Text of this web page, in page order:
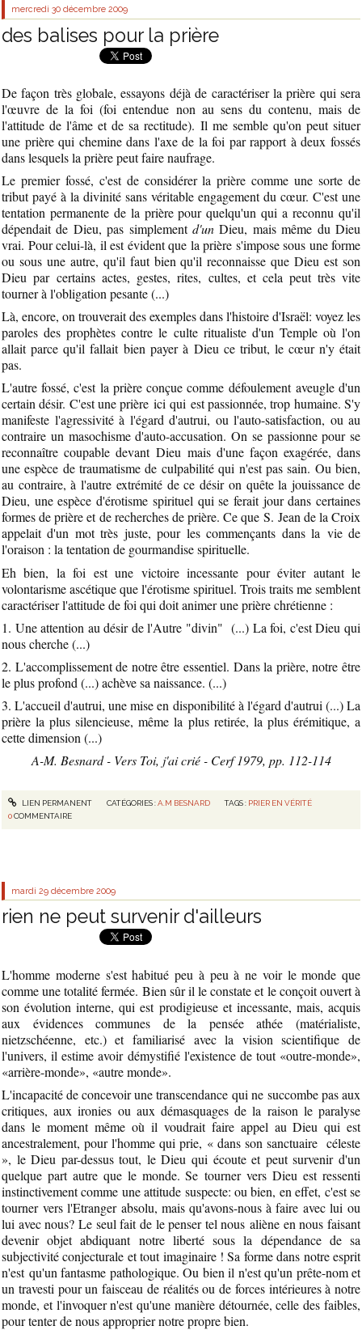
mercredi 30 décembre 2009
des balises pour la prière
De façon très globale, essayons déjà de caractériser la prière qui sera
l'œuvre de la foi (foi entendue non au sens du contenu, mais de
l'attitude de l'âme et de sa rectitude). Il me semble qu'on peut situer
une prière qui chemine dans l'axe de la foi par rapport à deux fossés
dans lesquels la prière peut faire naufrage.
Le premier fossé, c'est de considérer la prière comme une sorte de
tribut payé à la divinité sans véritable engagement du cœur. C'est une
tentation permanente de la prière pour quelqu'un qui a reconnu qu'il
dépendait de Dieu, pas simplement d'un Dieu, mais même du Dieu
vrai. Pour celui-là, il est évident que la prière s'impose sous une forme
ou sous une autre, qu'il faut bien qu'il reconnaisse que Dieu est son
Dieu par certains actes, gestes, rites, cultes, et cela peut très vite
tourner à l'obligation pesante (...)
Là, encore, on trouverait des exemples dans l'histoire d'Israël: voyez les
paroles des prophètes contre le culte ritualiste d'un Temple où l'on
allait parce qu'il fallait bien payer à Dieu ce tribut, le cœur n'y était
pas.
L'autre fossé, c'est la prière conçue comme défoulement aveugle d'un
certain désir. C'est une prière ici qui est passionnée, trop humaine. S'y
manifeste l'agressivité à l'égard d'autrui, ou l'auto-satisfaction, ou au
contraire un masochisme d'auto-accusation. On se passionne pour se
reconnaître coupable devant Dieu mais d'une façon exagérée, dans
une espèce de traumatisme de culpabilité qui n'est pas sain. Ou bien,
au contraire, à l'autre extrémité de ce désir on quête la jouissance de
Dieu, une espèce d'érotisme spirituel qui se ferait jour dans certaines
formes de prière et de recherches de prière. Ce que S. Jean de la Croix
appelait d'un mot très juste, pour les commençants dans la vie de
l'oraison : la tentation de gourmandise spirituelle.
Eh bien, la foi est une victoire incessante pour éviter autant le
volontarisme ascétique que l'érotisme spirituel. Trois traits me semblent
caractériser l'attitude de foi qui doit animer une prière chrétienne :
1. Une attention au désir de l'Autre "divin" (...) La foi, c'est Dieu qui
nous cherche (...)
2. L'accomplissement de notre être essentiel. Dans la prière, notre être
le plus profond (...) achève sa naissance. (...)
3. L'accueil d'autrui, une mise en disponibilité à l'égard d'autrui (...) La
prière la plus silencieuse, même la plus retirée, la plus érémitique, a
cette dimension (...)
A-M. Besnard - Vers Toi, j'ai crié - Cerf 1979, pp. 112-114
LIEN PERMANENT CATÉGORIES :A.M BESNARD TAGS : PRIER EN VÉRITÉ
0COMMENTAIRE
mardi 29 décembre 2009
rien ne peut survenir d'ailleurs
L'homme moderne s'est habitué peu à peu à ne voir le monde que
comme une totalité fermée. Bien sûr il le constate et le conçoit ouvert à
son évolution interne, qui est prodigieuse et incessante, mais, acquis
aux évidences communes de la pensée athée (matérialiste,
nietzschéenne, etc.) et familiarisé avec la vision scientifique de
l'univers, il estime avoir démystifié l'existence de tout «outre-monde»,
«arrière-monde», «autre monde».
L'incapacité de concevoir une transcendance qui ne succombe pas aux
critiques, aux ironies ou aux démasquages de la raison le paralyse
dans le moment même où il voudrait faire appel au Dieu qui est
ancestralement, pour l'homme qui prie, « dans son sanctuaire céleste
», le Dieu par-dessus tout, le Dieu qui écoute et peut survenir d'un
quelque part autre que le monde. Se tourner vers Dieu est ressenti
instinctivement comme une attitude suspecte: ou bien, en effet, c'est se
tourner vers l'Etranger absolu, mais qu'avons-nous à faire avec lui ou
lui avec nous? Le seul fait de le penser tel nous aliène en nous faisant
devenir objet abdiquant notre liberté sous la dépendance de sa
subjectivité conjecturale et tout imaginaire ! Sa forme dans notre esprit
n'est qu'un fantasme pathologique. Ou bien il n'est qu'un prête-nom et
un travesti pour un faisceau de réalités ou de forces intérieures à notre
monde, et l'invoquer n'est qu'une manière détournée, celle des faibles,
pour tenter de nous approprier notre propre bien.